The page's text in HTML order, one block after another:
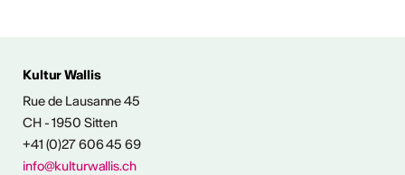
& KONTAKT
Kultur Wallis
Rue de Lausanne 45
CH - 1950 Sitten
+41 (0)27 606 45 69
info@kulturwallis.ch